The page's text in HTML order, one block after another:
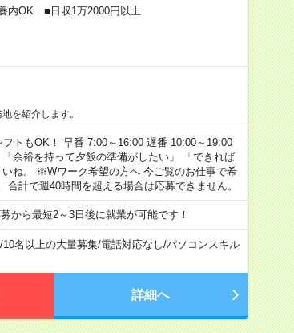
内OK ■日収1万2000円以上
を紹介します。
トもOK！ 早番 7:00～16:00 遅番 10:00～19:00
余裕を持って夕飯の準備がしたい」 「できれば
ね。 ※Wワーク希望の方へ 今ご覧のお仕事で希
計で週40時間を超える場合は応募できません。
から最短2～3日後に就業が可能です！
/10名以上の大量募集/電話対応なし/パソコンスキル
詳細へ